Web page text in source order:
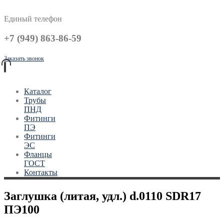
Единый телефон
+7 (949) 863-86-59
Заказать звонок
Каталог
Трубы
ПНД
Фитинги
ПЭ
Фитинги
ЭС
Фланцы
ГОСТ
Контакты
Заглушка (литая, удл.) d.0110 SDR17
ПЭ100